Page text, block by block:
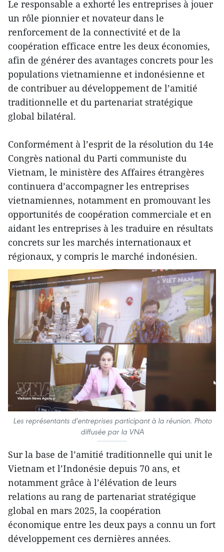
Le responsable a exhorté les entreprises à jouer
un rôle pionnier et novateur dans le
renforcement de la connectivité et de la
coopération efficace entre les deux économies,
afin de générer des avantages concrets pour les
populations vietnamienne et indonésienne et
de contribuer au développement de l’amitié
traditionnelle et du partenariat stratégique
global bilatéral.
Conformément à l’esprit de la résolution du 14e
Congrès national du Parti communiste du
Vietnam, le ministère des Affaires étrangères
continuera d’accompagner les entreprises
vietnamiennes, notamment en promouvant les
opportunités de coopération commerciale et en
aidant les entreprises à les traduire en résultats
concrets sur les marchés internationaux et
régionaux, y compris le marché indonésien.
Les représentants d'entreprises participant à la réunion. Photo
diffusée par la VNA
Sur la base de l’amitié traditionnelle qui unit le
Vietnam et l’Indonésie depuis 70 ans, et
notamment grâce à l’élévation de leurs
relations au rang de partenariat stratégique
global en mars 2025, la coopération
économique entre les deux pays a connu un fort
développement ces dernières années.